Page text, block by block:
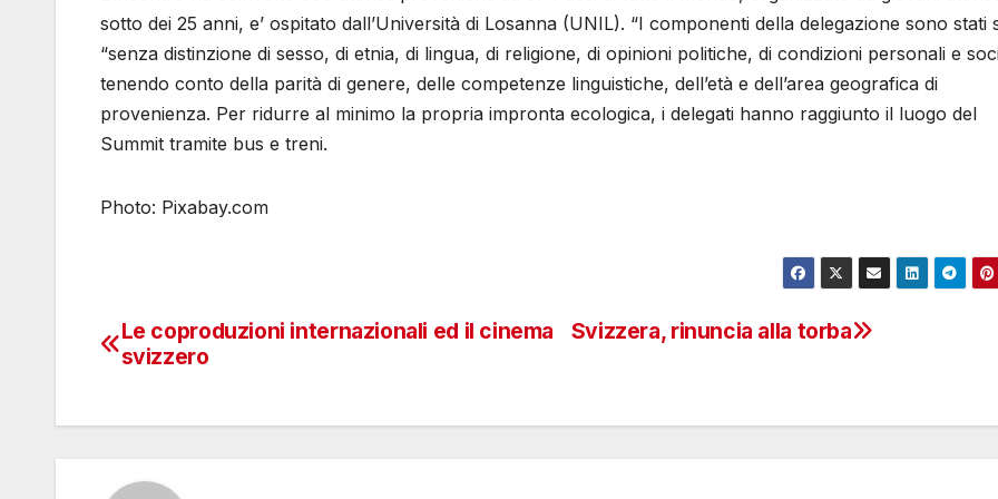
sotto dei 25 anni, e’ ospitato dall’Università di Losanna (UNIL). “I componenti della delegazione sono stati
“senza distinzione di sesso, di etnia, di lingua, di religione, di opinioni politiche, di condizioni personali e
tenendo conto della parità di genere, delle competenze linguistiche, dell’età e dell’area geografica di
provenienza. Per ridurre al minimo la propria impronta ecologica, i delegati hanno raggiunto il luogo del
Summit tramite bus e treni.
Photo: Pixabay.com
Navigazione
Svizzera, rinuncia alla torba
Le coproduzioni internazionali ed il cinema
svizzero